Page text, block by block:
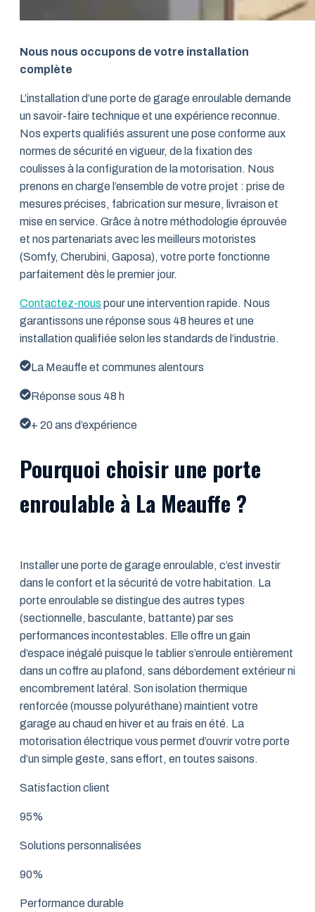
Nous nous occupons de votre installation
complète
L’installation d’une porte de garage enroulable demande
un savoir-faire technique et une expérience reconnue.
Nos experts qualifiés assurent une pose conforme aux
normes de sécurité en vigueur, de la fixation des
coulisses à la configuration de la motorisation. Nous
prenons en charge l’ensemble de votre projet : prise de
mesures précises, fabrication sur mesure, livraison et
mise en service. Grâce à notre méthodologie éprouvée
et nos partenariats avec les meilleurs motoristes
(Somfy, Cherubini, Gaposa), votre porte fonctionne
parfaitement dès le premier jour.
Contactez-nous pour une intervention rapide. Nous
garantissons une réponse sous 48 heures et une
installation qualifiée selon les standards de l’industrie.
La Meauffe et communes alentours
Réponse sous 48 h
+ 20 ans d’expérience
Pourquoi choisir une porte
enroulable à La Meauffe ?
Installer une porte de garage enroulable, c’est investir
dans le confort et la sécurité de votre habitation. La
porte enroulable se distingue des autres types
(sectionnelle, basculante, battante) par ses
performances incontestables. Elle offre un gain
d’espace inégalé puisque le tablier s’enroule entièrement
dans un coffre au plafond, sans débordement extérieur ni
encombrement latéral. Son isolation thermique
renforcée (mousse polyuréthane) maintient votre
garage au chaud en hiver et au frais en été. La
motorisation électrique vous permet d’ouvrir votre porte
d’un simple geste, sans effort, en toutes saisons.
Satisfaction client
95%
Solutions personnalisées
90%
Performance durable